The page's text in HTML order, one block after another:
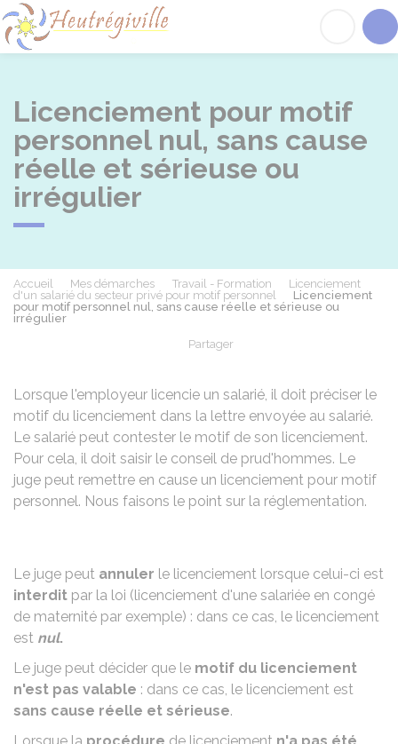
Licenciement pour motif
personnel nul, sans cause
réelle et sérieuse ou
irrégulier
Accueil Mes démarches Travail - Formation
Licenciement
d'un salarié du secteur privé pour motif personnel
Licenciement
pour motif personnel nul, sans cause réelle et sérieuse ou
irrégulier
Partager
Lorsque l'employeur licencie un salarié, il doit préciser le
motif du licenciement dans la lettre envoyée au salarié.
Le salarié peut contester le motif de son licenciement.
Pour cela, il doit saisir le conseil de prud'hommes. Le
juge peut remettre en cause un licenciement pour motif
personnel. Nous faisons le point sur la réglementation.
Le juge peut annuler le licenciement lorsque celui-ci est
interdit par la loi (licenciement d'une salariée en congé
de maternité par exemple) : dans ce cas, le licenciement
est nul.
Le juge peut décider que le motif du licenciement
n'est pas valable : dans ce cas, le licenciement est
sans cause réelle et sérieuse.